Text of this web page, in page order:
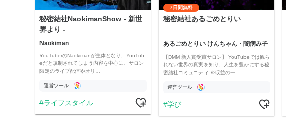
秘密結社NaokimanShow - 新世
界より -
Naokiman
YouTuberのNaokimanが主体となり、YouTub
eだと規制されてしまう内容を中心に、サロン
限定のライブ配信やオリ…
運営ツール
ライフスタイル
7日間無料
秘密結社あるごめとりい
あるごめとりい けんちゃん・闇病み子
【DMM 新人賞受賞サロン】 YouTubeでは観ら
れない世界の真実を知り、人生を豊かにする秘
密結社コミュニティ ※収益の一…
運営ツール
学び